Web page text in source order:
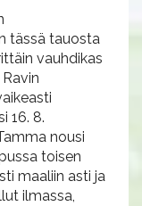
tässä tauosta
vauhdikas
16. 8.
nousi
toisen
maaliin asti ja
ilmassa,